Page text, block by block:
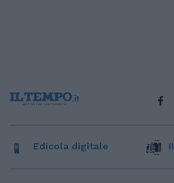
Edicola digitale